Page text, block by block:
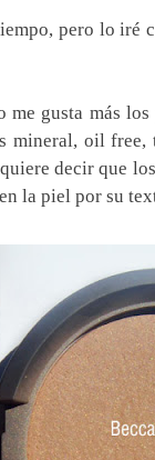
pero lo iré
me gusta más
mineral, oil
decir que
la piel por su